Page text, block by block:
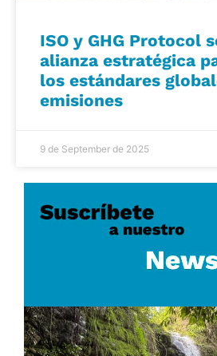
ISO y GHG Protocol
alianza estratégica
los estándares
emisiones
9 de September de 2025